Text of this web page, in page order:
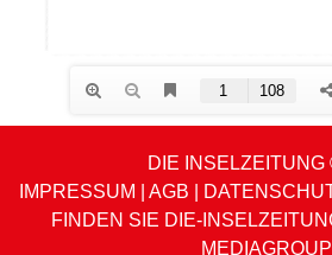
DIE INSELZEITUNG
IMPRESSUM
AGB
FINDEN SIE DIE-
MEDIAGROUP